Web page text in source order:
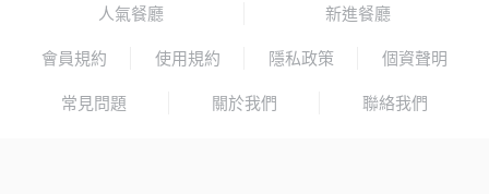
人氣餐廳 新進餐廳
會員規約 使用規約 隱私政策 個資聲明
常見問題 關於我們 聯絡我們